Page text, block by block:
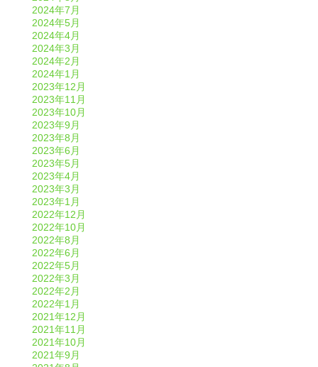
2024年7月
2024年5月
2024年4月
2024年3月
2024年2月
2024年1月
2023年12月
2023年11月
2023年10月
2023年9月
2023年8月
2023年6月
2023年5月
2023年4月
2023年3月
2023年1月
2022年12月
2022年10月
2022年8月
2022年6月
2022年5月
2022年3月
2022年2月
2022年1月
2021年12月
2021年11月
2021年10月
2021年9月